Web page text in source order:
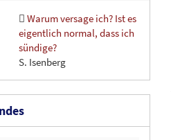
Warum versage ich? Ist es
eigentlich normal, dass ich
sündige?
S. Isenberg